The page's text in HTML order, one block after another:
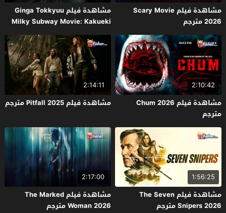
مشاهدة فيلم Scary Movie
2026 مترجم
مشاهدة فيلم Ginga Tokkyuu
Milky Subway Movie: Kakueki
Teisha Gekijou Yuki 2026 مترجم
2:10:42
مشاهدة فيلم Chum 2026
مترجم
2:14:11
مشاهدة فيلم Pitfall 2025 مترجم
1:56:25
مشاهدة فيلم The Seven
Snipers 2026 مترجم
2:17:00
مشاهدة فيلم The Marked
Woman 2026 مترجم